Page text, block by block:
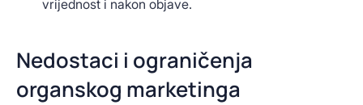
vrijednost i nakon objave.
Nedostaci i ograničenja
organskog marketinga